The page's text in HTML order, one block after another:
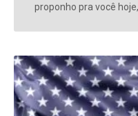
proponho pra você